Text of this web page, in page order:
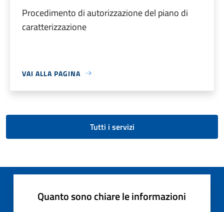
Procedimento di autorizzazione del piano di
caratterizzazione
VAI ALLA PAGINA
Tutti i servizi
Quanto sono chiare le informazioni